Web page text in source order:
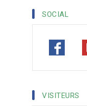
30
SOCIAL
VISITEURS